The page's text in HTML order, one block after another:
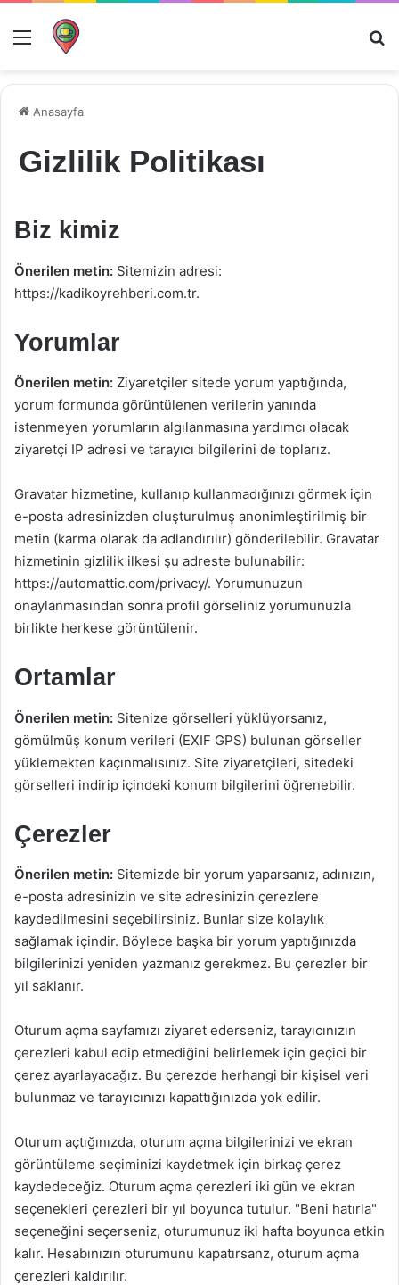
Menü
Anasayfa
Gizlilik Politikası
Biz kimiz
Önerilen metin: Sitemizin adresi:
https://kadikoyrehberi.com.tr.
Yorumlar
Önerilen metin: Ziyaretçiler sitede yorum yaptığında,
yorum formunda görüntülenen verilerin yanında
istenmeyen yorumların algılanmasına yardımcı olacak
ziyaretçi IP adresi ve tarayıcı bilgilerini de toplarız.
Gravatar hizmetine, kullanıp kullanmadığınızı görmek için
e-posta adresinizden oluşturulmuş anonimleştirilmiş bir
metin (karma olarak da adlandırılır) gönderilebilir. Gravatar
hizmetinin gizlilik ilkesi şu adreste bulunabilir:
https://automattic.com/privacy/. Yorumunuzun
onaylanmasından sonra profil görseliniz yorumunuzla
birlikte herkese görüntülenir.
Ortamlar
Önerilen metin: Sitenize görselleri yüklüyorsanız,
gömülmüş konum verileri (EXIF GPS) bulunan görseller
yüklemekten kaçınmalısınız. Site ziyaretçileri, sitedeki
görselleri indirip içindeki konum bilgilerini öğrenebilir.
Çerezler
Önerilen metin: Sitemizde bir yorum yaparsanız, adınızın,
e-posta adresinizin ve site adresinizin çerezlere
kaydedilmesini seçebilirsiniz. Bunlar size kolaylık
sağlamak içindir. Böylece başka bir yorum yaptığınızda
bilgilerinizi yeniden yazmanız gerekmez. Bu çerezler bir
yıl saklanır.
Oturum açma sayfamızı ziyaret ederseniz, tarayıcınızın
çerezleri kabul edip etmediğini belirlemek için geçici bir
çerez ayarlayacağız. Bu çerezde herhangi bir kişisel veri
bulunmaz ve tarayıcınızı kapattığınızda yok edilir.
Oturum açtığınızda, oturum açma bilgilerinizi ve ekran
görüntüleme seçiminizi kaydetmek için birkaç çerez
kaydedeceğiz. Oturum açma çerezleri iki gün ve ekran
seçenekleri çerezleri bir yıl boyunca tutulur. "Beni hatırla"
seçeneğini seçerseniz, oturumunuz iki hafta boyunca etkin
kalır. Hesabınızın oturumunu kapatırsanz, oturum açma
çerezleri kaldırılır.